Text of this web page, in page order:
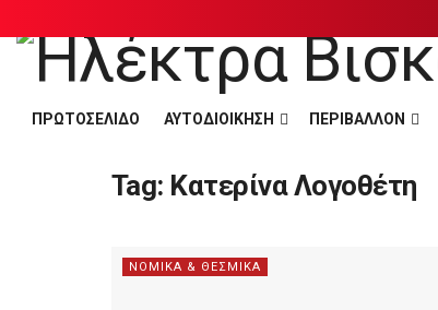
ΠΡΩΤΟΣΕΛΙΔΟ ΑΥΤΟΔΙΟΙΚΗΣΗ ΠΕΡΙΒΑΛΛΟΝ
Tag: Κατερίνα Λογοθέτη
ΝΟΜΙΚΑ & ΘΕΣΜΙΚΑ